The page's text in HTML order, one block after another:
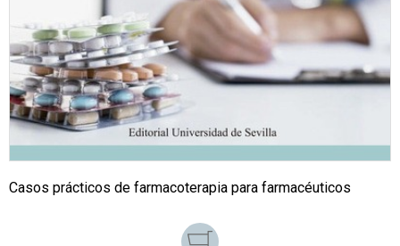
Casos prácticos de farmacoterapia para farmacéuticos